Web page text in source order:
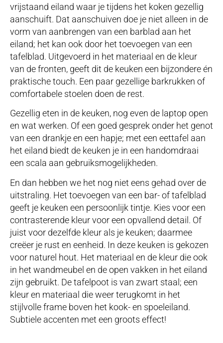
vrijstaand eiland waar je tijdens het koken gezellig
aanschuift. Dat aanschuiven doe je niet alleen in de
vorm van aanbrengen van een barblad aan het
eiland; het kan ook door het toevoegen van een
tafelblad. Uitgevoerd in het materiaal en de kleur
van de fronten, geeft dit de keuken een bijzondere én
praktische touch. Een paar gezellige barkrukken of
comfortabele stoelen doen de rest.
Gezellig eten in de keuken, nog even de laptop open
en wat werken. Of een goed gesprek onder het genot
van een drankje en een hapje; met een eettafel aan
het eiland biedt de keuken je in een handomdraai
een scala aan gebruiksmogelijkheden.
En dan hebben we het nog niet eens gehad over de
uitstraling. Het toevoegen van een bar- of tafelblad
geeft je keuken een persoonlijk tintje. Kies voor een
contrasterende kleur voor een opvallend detail. Of
juist voor dezelfde kleur als je keuken; daarmee
creëer je rust en eenheid. In deze keuken is gekozen
voor naturel hout. Het materiaal en de kleur die ook
in het wandmeubel en de open vakken in het eiland
zijn gebruikt. De tafelpoot is van zwart staal; een
kleur en materiaal die weer terugkomt in het
stijlvolle frame boven het kook- en spoeleiland.
Subtiele accenten met een groots effect!